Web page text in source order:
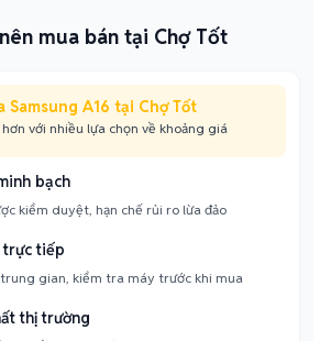
mua bán tại Chợ Tốt
Samsung A16 tại Chợ Tốt
với nhiều lựa chọn về khoảng giá
bạch
kiểm duyệt, hạn chế rủi ro lừa đảo
trực tiếp
gian, kiểm tra máy trước khi mua
thị trường